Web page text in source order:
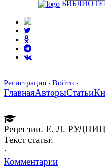
Регистрация · Войти ·
ГлавнаяАвторыСтатьи
Рецензии. Е. Л.
Текст статьи
·
Комментарии